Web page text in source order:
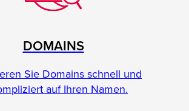
DOMAINS
Sie Domains schnell und
auf Ihren Namen.